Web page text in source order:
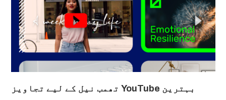
بہترین YouTube تھمب نیل کے لیے تجاویز